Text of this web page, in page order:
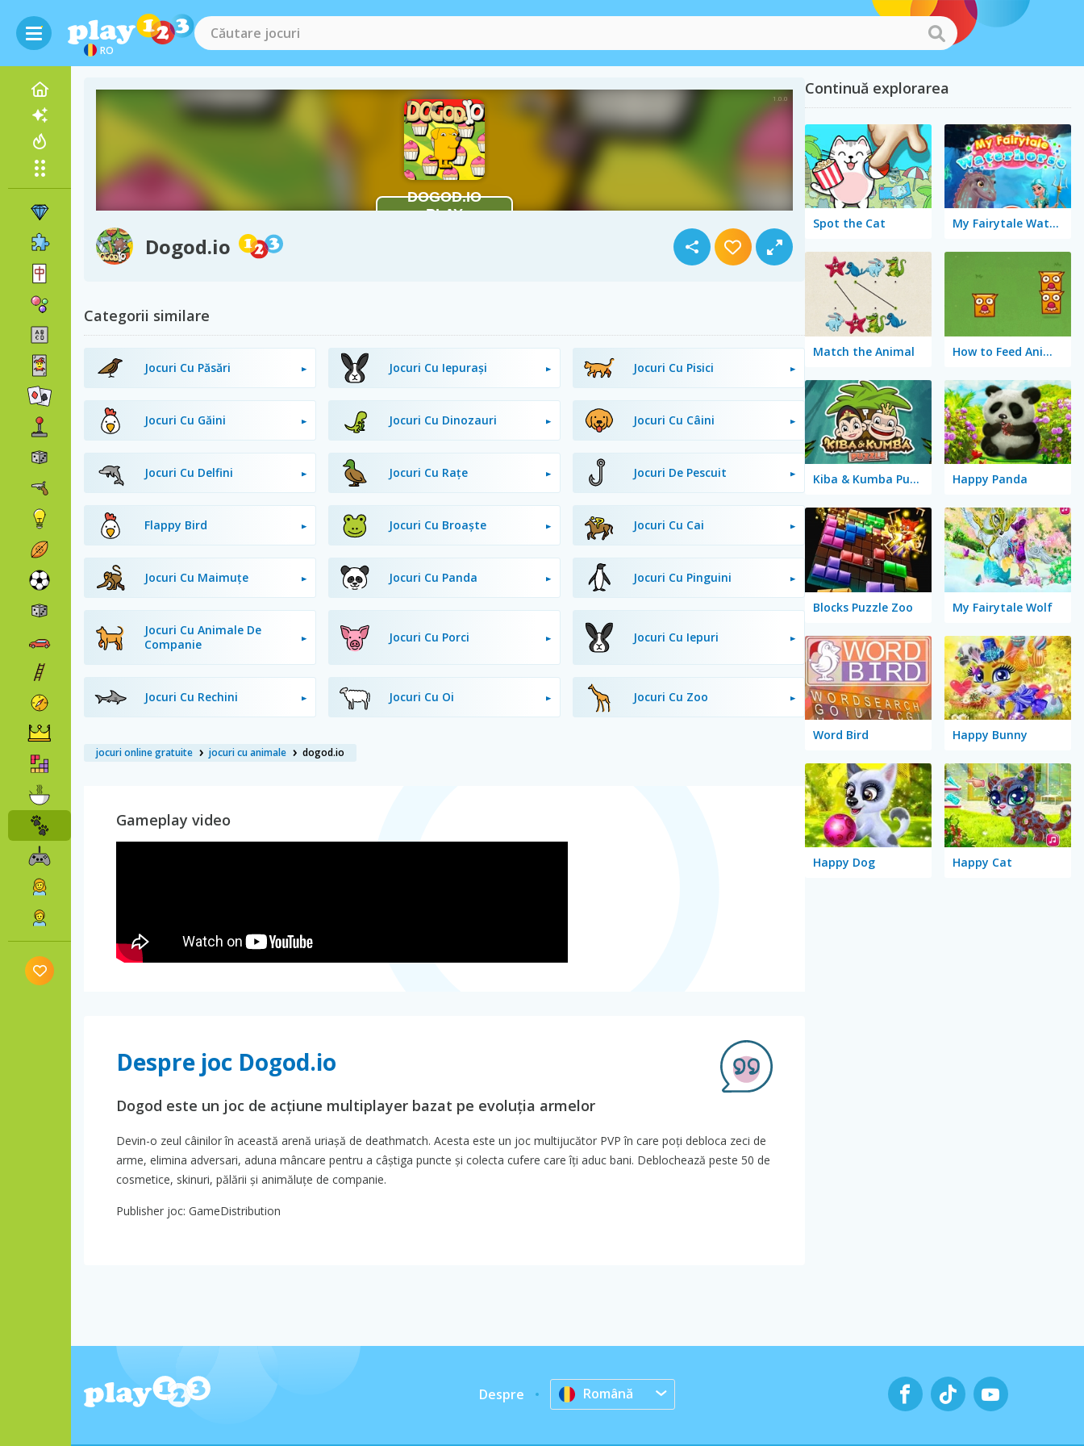
RO
Dogod.io
Categorii similare
Jocuri Cu Păsări Jocuri Cu Iepurași Jocuri Cu Pisici
Jocuri Cu Găini Jocuri Cu Dinozauri Jocuri Cu Câini
Jocuri Cu Delfini Jocuri Cu Rațe Jocuri De Pescuit
Flappy Bird Jocuri Cu Broaște Jocuri Cu Cai
Jocuri Cu Maimuțe Jocuri Cu Panda Jocuri Cu Pinguini
Jocuri Cu Animale De
Companie
Jocuri Cu Porci Jocuri Cu Iepuri
Jocuri Cu Rechini Jocuri Cu Oi Jocuri Cu Zoo
jocuri online gratuite jocuri cu animale dogod.io
Gameplay video
Despre joc Dogod.io
Dogod este un joc de acțiune multiplayer bazat pe evoluția armelor
Devin-o zeul câinilor în această arenă uriașă de deathmatch. Acesta este un joc multijucător PVP în care poți debloca zeci de
arme, elimina adversari, aduna mâncare pentru a câștiga puncte și colecta cufere care îți aduc bani. Deblochează peste 50 de
cosmetice, skinuri, pălării și animăluțe de companie.
Publisher joc: GameDistribution
Continuă explorarea
Spot the Cat My Fairytale Water Horse
Match the Animal How to Feed Animals?
Kiba & Kumba Puzzle Happy Panda
Blocks Puzzle Zoo My Fairytale Wolf
Word Bird Happy Bunny
Happy Dog Happy Cat
Despre Română